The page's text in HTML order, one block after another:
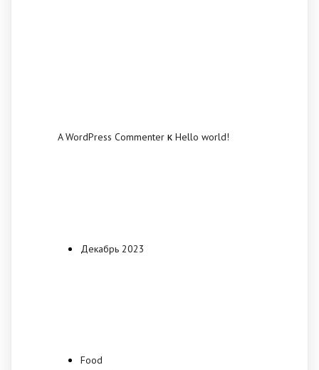
A WordPress Commenter к Hello world!
Декабрь 2023
Food